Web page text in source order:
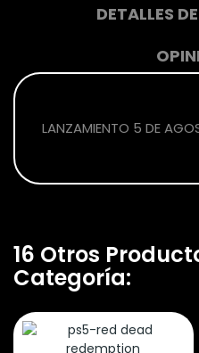
DETALLES
LANZAMIENTO 5 DE
16 Otros
Categoría: